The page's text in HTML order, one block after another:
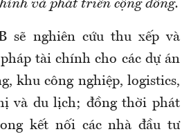
và phát triển cộng đồng.
sẽ nghiên cứu thu xếp và
tài chính cho các dự án
khu công nghiệp, logistics,
và du lịch; đồng thời phát
kết nối các nhà đầu tư